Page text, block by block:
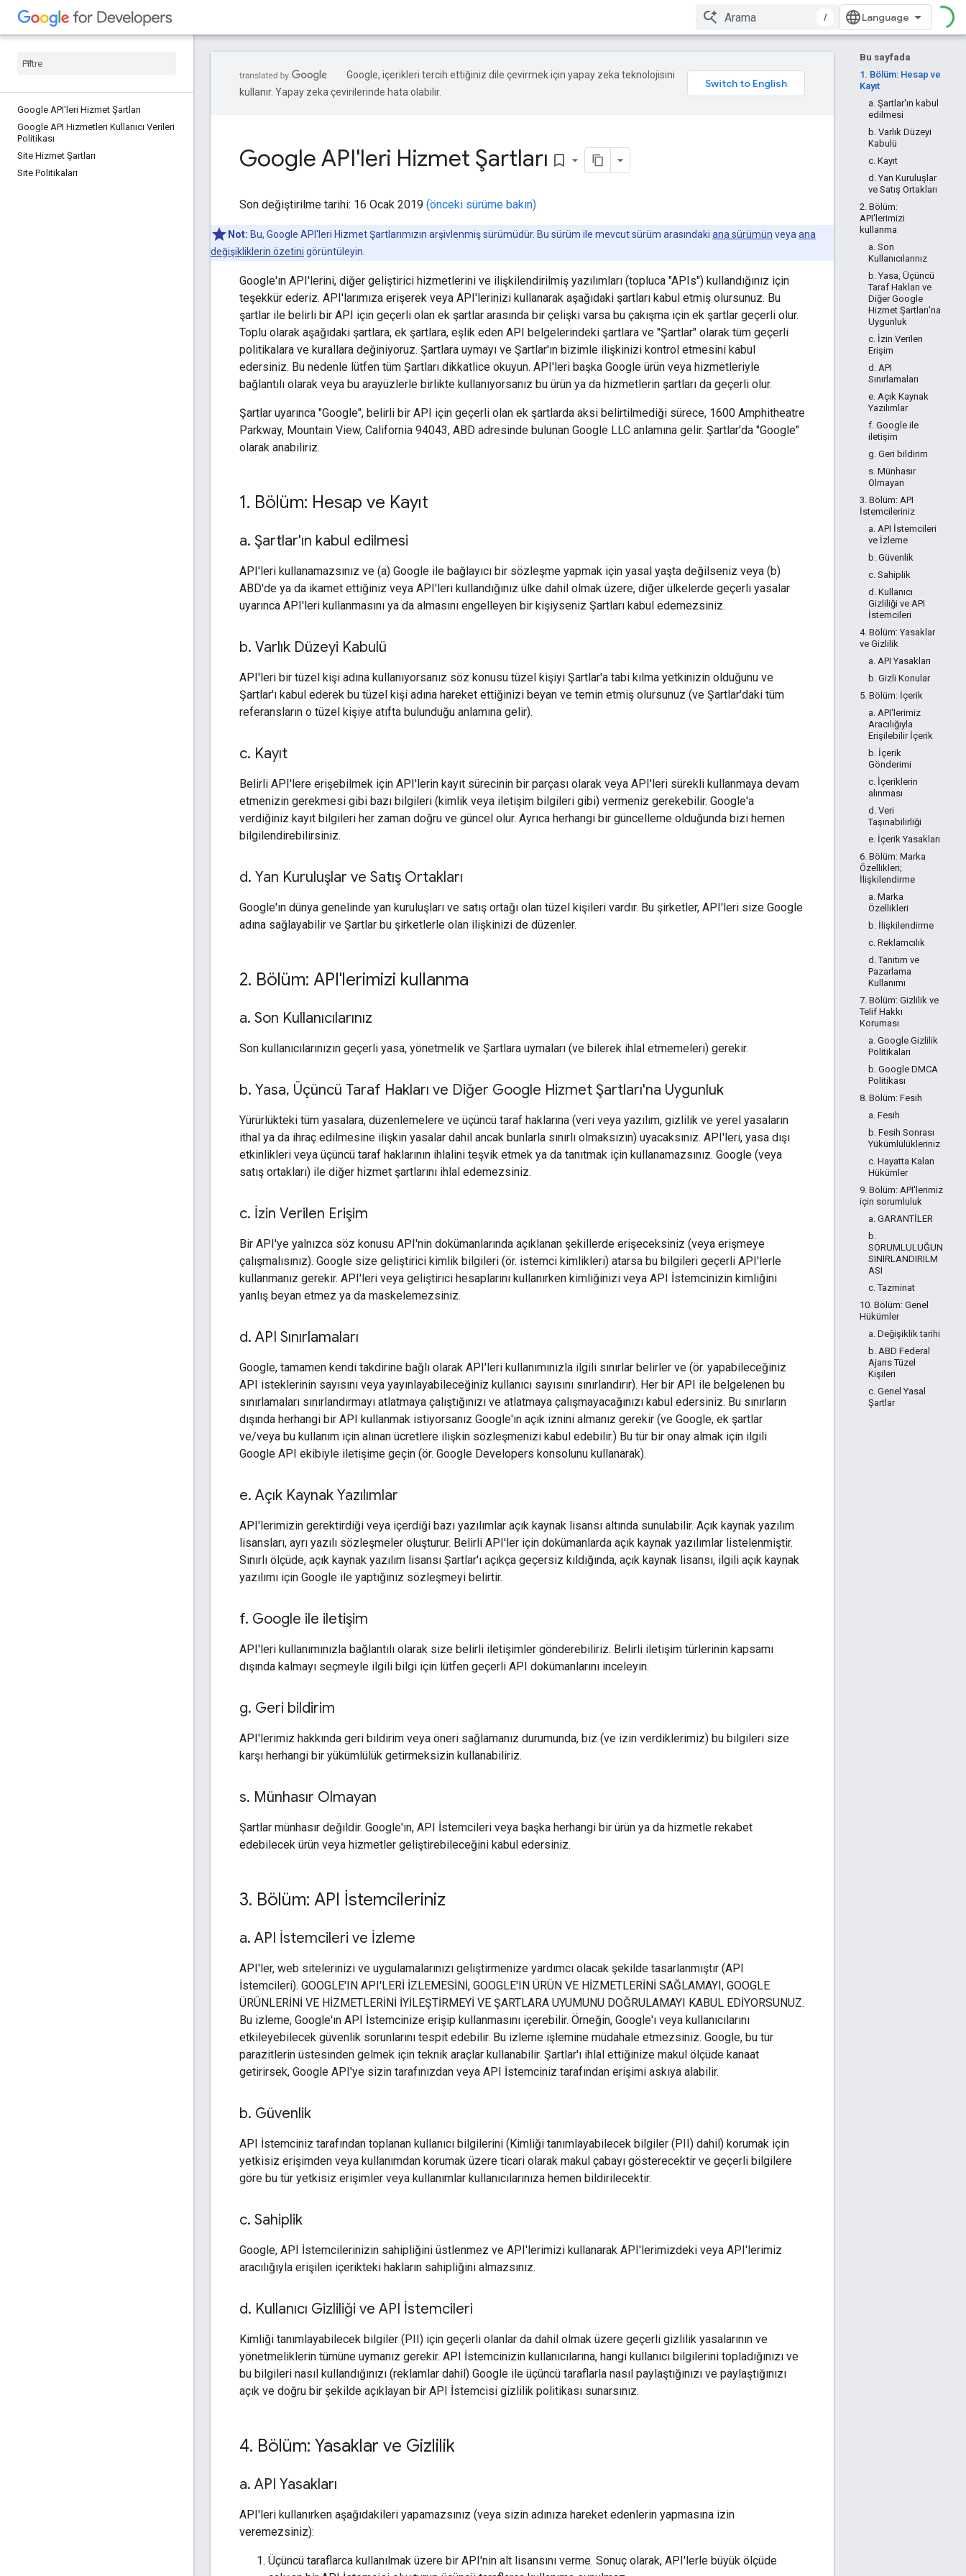
/
Google API'leri Hizmet Şartları
Google API Hizmetleri Kullanıcı Verileri
Politikası
Site Hizmet Şartları
Site Politikaları
Bu sayfada
1. Bölüm: Hesap ve
Kayıt
a. Şartlar'ın kabul
edilmesi
b. Varlık Düzeyi
Kabulü
c. Kayıt
d. Yan Kuruluşlar
ve Satış Ortakları
2. Bölüm:
API'lerimizi
kullanma
a. Son
Kullanıcılarınız
b. Yasa, Üçüncü
Taraf Hakları ve
Diğer Google
Hizmet Şartları'na
Uygunluk
c. İzin Verilen
Erişim
d. API
Sınırlamaları
e. Açık Kaynak
Yazılımlar
f. Google ile
iletişim
g. Geri bildirim
s. Münhasır
Olmayan
3. Bölüm: API
İstemcileriniz
a. API İstemcileri
ve İzleme
b. Güvenlik
c. Sahiplik
d. Kullanıcı
Gizliliği ve API
İstemcileri
4. Bölüm: Yasaklar
ve Gizlilik
a. API Yasakları
b. Gizli Konular
5. Bölüm: İçerik
a. API'lerimiz
Aracılığıyla
Erişilebilir İçerik
b. İçerik
Gönderimi
c. İçeriklerin
alınması
d. Veri
Taşınabilirliği
e. İçerik Yasakları
6. Bölüm: Marka
Özellikleri;
İlişkilendirme
a. Marka
Özellikleri
b. İlişkilendirme
c. Reklamcılık
d. Tanıtım ve
Pazarlama
Kullanımı
7. Bölüm: Gizlilik ve
Telif Hakkı
Koruması
a. Google Gizlilik
Politikaları
b. Google DMCA
Politikası
8. Bölüm: Fesih
a. Fesih
b. Fesih Sonrası
Yükümlülükleriniz
c. Hayatta Kalan
Hükümler
9. Bölüm: API'lerimiz
için sorumluluk
a. GARANTİLER
b.
SORUMLULUĞUN
SINIRLANDIRILM
ASI
c. Tazminat
10. Bölüm: Genel
Hükümler
a. Değişiklik tarihi
b. ABD Federal
Ajans Tüzel
Kişileri
c. Genel Yasal
Şartlar
Google, içerikleri tercih ettiğiniz dile çevirmek için yapay zeka teknolojisini
kullanır. Yapay zeka çevirilerinde hata olabilir.
Google API'leri Hizmet Şartları bookmark_border
Son değiştirilme tarihi: 16 Ocak 2019 (önceki sürüme bakın)
Not: Bu, Google API'leri Hizmet Şartlarımızın arşivlenmiş sürümüdür. Bu sürüm ile mevcut sürüm arasındaki ana sürümün veya ana
değişikliklerin özetini görüntüleyin.
Google'ın API'lerini, diğer geliştirici hizmetlerini ve ilişkilendirilmiş yazılımları (topluca "APIs") kullandığınız için
teşekkür ederiz. API'larımıza erişerek veya API'lerinizi kullanarak aşağıdaki şartları kabul etmiş olursunuz. Bu
şartlar ile belirli bir API için geçerli olan ek şartlar arasında bir çelişki varsa bu çakışma için ek şartlar geçerli olur.
Toplu olarak aşağıdaki şartlara, ek şartlara, eşlik eden API belgelerindeki şartlara ve "Şartlar" olarak tüm geçerli
politikalara ve kurallara değiniyoruz. Şartlara uymayı ve Şartlar'ın bizimle ilişkinizi kontrol etmesini kabul
edersiniz. Bu nedenle lütfen tüm Şartları dikkatlice okuyun. API'leri başka Google ürün veya hizmetleriyle
bağlantılı olarak veya bu arayüzlerle birlikte kullanıyorsanız bu ürün ya da hizmetlerin şartları da geçerli olur.
Şartlar uyarınca "Google", belirli bir API için geçerli olan ek şartlarda aksi belirtilmediği sürece, 1600 Amphitheatre
Parkway, Mountain View, California 94043, ABD adresinde bulunan Google LLC anlamına gelir. Şartlar'da "Google"
olarak anabiliriz.
1. Bölüm: Hesap ve Kayıt
a. Şartlar'ın kabul edilmesi
API'leri kullanamazsınız ve (a) Google ile bağlayıcı bir sözleşme yapmak için yasal yaşta değilseniz veya (b)
ABD'de ya da ikamet ettiğiniz veya API'leri kullandığınız ülke dahil olmak üzere, diğer ülkelerde geçerli yasalar
uyarınca API'leri kullanmasını ya da almasını engelleyen bir kişiyseniz Şartları kabul edemezsiniz.
b. Varlık Düzeyi Kabulü
API'leri bir tüzel kişi adına kullanıyorsanız söz konusu tüzel kişiyi Şartlar'a tabi kılma yetkinizin olduğunu ve
Şartlar'ı kabul ederek bu tüzel kişi adına hareket ettiğinizi beyan ve temin etmiş olursunuz (ve Şartlar'daki tüm
referansların o tüzel kişiye atıfta bulunduğu anlamına gelir).
c. Kayıt
Belirli API'lere erişebilmek için API'lerin kayıt sürecinin bir parçası olarak veya API'leri sürekli kullanmaya devam
etmenizin gerekmesi gibi bazı bilgileri (kimlik veya iletişim bilgileri gibi) vermeniz gerekebilir. Google'a
verdiğiniz kayıt bilgileri her zaman doğru ve güncel olur. Ayrıca herhangi bir güncelleme olduğunda bizi hemen
bilgilendirebilirsiniz.
d. Yan Kuruluşlar ve Satış Ortakları
Google'ın dünya genelinde yan kuruluşları ve satış ortağı olan tüzel kişileri vardır. Bu şirketler, API'leri size Google
adına sağlayabilir ve Şartlar bu şirketlerle olan ilişkinizi de düzenler.
2. Bölüm: API'lerimizi kullanma
a. Son Kullanıcılarınız
Son kullanıcılarınızın geçerli yasa, yönetmelik ve Şartlara uymaları (ve bilerek ihlal etmemeleri) gerekir.
b. Yasa, Üçüncü Taraf Hakları ve Diğer Google Hizmet Şartları'na Uygunluk
Yürürlükteki tüm yasalara, düzenlemelere ve üçüncü taraf haklarına (veri veya yazılım, gizlilik ve yerel yasaların
ithal ya da ihraç edilmesine ilişkin yasalar dahil ancak bunlarla sınırlı olmaksızın) uyacaksınız. API'leri, yasa dışı
etkinlikleri veya üçüncü taraf haklarının ihlalini teşvik etmek ya da tanıtmak için kullanamazsınız. Google (veya
satış ortakları) ile diğer hizmet şartlarını ihlal edemezsiniz.
c. İzin Verilen Erişim
Bir API'ye yalnızca söz konusu API'nin dokümanlarında açıklanan şekillerde erişeceksiniz (veya erişmeye
çalışmalısınız). Google size geliştirici kimlik bilgileri (ör. istemci kimlikleri) atarsa bu bilgileri geçerli API'lerle
kullanmanız gerekir. API'leri veya geliştirici hesaplarını kullanırken kimliğinizi veya API İstemcinizin kimliğini
yanlış beyan etmez ya da maskelemezsiniz.
d. API Sınırlamaları
Google, tamamen kendi takdirine bağlı olarak API'leri kullanımınızla ilgili sınırlar belirler ve (ör. yapabileceğiniz
API isteklerinin sayısını veya yayınlayabileceğiniz kullanıcı sayısını sınırlandırır). Her bir API ile belgelenen bu
sınırlamaları sınırlandırmayı atlatmaya çalıştığınızı ve atlatmaya çalışmayacağınızı kabul edersiniz. Bu sınırların
dışında herhangi bir API kullanmak istiyorsanız Google'ın açık iznini almanız gerekir (ve Google, ek şartlar
ve/veya bu kullanım için alınan ücretlere ilişkin sözleşmenizi kabul edebilir.) Bu tür bir onay almak için ilgili
Google API ekibiyle iletişime geçin (ör. Google Developers konsolunu kullanarak).
e. Açık Kaynak Yazılımlar
API'lerimizin gerektirdiği veya içerdiği bazı yazılımlar açık kaynak lisansı altında sunulabilir. Açık kaynak yazılım
lisansları, ayrı yazılı sözleşmeler oluşturur. Belirli API'ler için dokümanlarda açık kaynak yazılımlar listelenmiştir.
Sınırlı ölçüde, açık kaynak yazılım lisansı Şartlar'ı açıkça geçersiz kıldığında, açık kaynak lisansı, ilgili açık kaynak
yazılımı için Google ile yaptığınız sözleşmeyi belirtir.
f. Google ile iletişim
API'leri kullanımınızla bağlantılı olarak size belirli iletişimler gönderebiliriz. Belirli iletişim türlerinin kapsamı
dışında kalmayı seçmeyle ilgili bilgi için lütfen geçerli API dokümanlarını inceleyin.
g. Geri bildirim
API'lerimiz hakkında geri bildirim veya öneri sağlamanız durumunda, biz (ve izin verdiklerimiz) bu bilgileri size
karşı herhangi bir yükümlülük getirmeksizin kullanabiliriz.
s. Münhasır Olmayan
Şartlar münhasır değildir. Google'ın, API İstemcileri veya başka herhangi bir ürün ya da hizmetle rekabet
edebilecek ürün veya hizmetler geliştirebileceğini kabul edersiniz.
3. Bölüm: API İstemcileriniz
a. API İstemcileri ve İzleme
API'ler, web sitelerinizi ve uygulamalarınızı geliştirmenize yardımcı olacak şekilde tasarlanmıştır (API
İstemcileri). GOOGLE'IN API'LERİ İZLEMESİNİ, GOOGLE'IN ÜRÜN VE HİZMETLERİNİ SAĞLAMAYI, GOOGLE
ÜRÜNLERİNİ VE HİZMETLERİNİ İYİLEŞTİRMEYİ VE ŞARTLARA UYUMUNU DOĞRULAMAYI KABUL EDİYORSUNUZ.
Bu izleme, Google'ın API İstemcinize erişip kullanmasını içerebilir. Örneğin, Google'ı veya kullanıcılarını
etkileyebilecek güvenlik sorunlarını tespit edebilir. Bu izleme işlemine müdahale etmezsiniz. Google, bu tür
parazitlerin üstesinden gelmek için teknik araçlar kullanabilir. Şartlar'ı ihlal ettiğinize makul ölçüde kanaat
getirirsek, Google API'ye sizin tarafınızdan veya API İstemciniz tarafından erişimi askıya alabilir.
b. Güvenlik
API İstemciniz tarafından toplanan kullanıcı bilgilerini (Kimliği tanımlayabilecek bilgiler (PII) dahil) korumak için
yetkisiz erişimden veya kullanımdan korumak üzere ticari olarak makul çabayı gösterecektir ve geçerli bilgilere
göre bu tür yetkisiz erişimler veya kullanımlar kullanıcılarınıza hemen bildirilecektir.
c. Sahiplik
Google, API İstemcilerinizin sahipliğini üstlenmez ve API'lerimizi kullanarak API'lerimizdeki veya API'lerimiz
aracılığıyla erişilen içerikteki hakların sahipliğini almazsınız.
d. Kullanıcı Gizliliği ve API İstemcileri
Kimliği tanımlayabilecek bilgiler (PII) için geçerli olanlar da dahil olmak üzere geçerli gizlilik yasalarının ve
yönetmeliklerin tümüne uymanız gerekir. API İstemcinizin kullanıcılarına, hangi kullanıcı bilgilerini topladığınızı ve
bu bilgileri nasıl kullandığınızı (reklamlar dahil) Google ile üçüncü taraflarla nasıl paylaştığınızı ve paylaştığınızı
açık ve doğru bir şekilde açıklayan bir API İstemcisi gizlilik politikası sunarsınız.
4. Bölüm: Yasaklar ve Gizlilik
a. API Yasakları
API'leri kullanırken aşağıdakileri yapamazsınız (veya sizin adınıza hareket edenlerin yapmasına izin
veremezsiniz):
Üçüncü taraflarca kullanılmak üzere bir API'nin alt lisansını verme. Sonuç olarak, API'lerle büyük ölçüde